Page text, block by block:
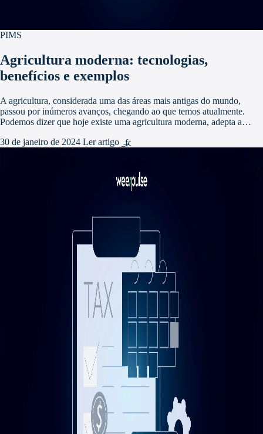
PIMS
Agricultura moderna: tecnologias,
benefícios e exemplos
A agricultura, considerada uma das áreas mais antigas do mundo,
passou por inúmeros avanços, chegando ao que temos atualmente.
Podemos dizer que hoje existe uma agricultura moderna, adepta a…
30 de janeiro de 2024 Ler artigo
arrow_forward